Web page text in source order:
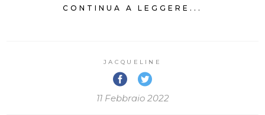
CONTINUA A LEGGERE...
JACQUELINE
11 Febbraio 2022